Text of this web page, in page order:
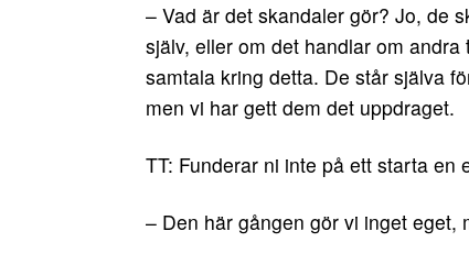
– Vad är det skandaler gör? Jo, de
själv, eller om det handlar om
samtala kring detta. De står själva
men vi har gett dem det uppdraget.
TT: Funderar ni inte på ett starta en
– Den här gången gör vi inget eget,